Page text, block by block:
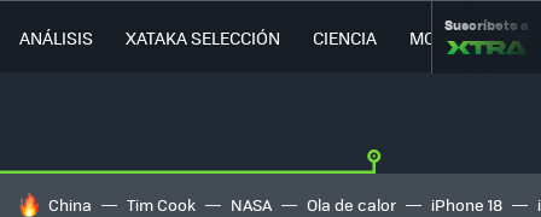
ANÁLISIS XATAKA SELECCIÓN CIENCIA MOVILIDAD
Suscríbete a
HOY SE HABLA DE
China Tim Cook NASA Ola de calor iPhone 18